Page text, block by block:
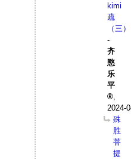
kimi
疏
（三）
-
齐
愍
乐
平
,
2024-
殊
胜
菩
提